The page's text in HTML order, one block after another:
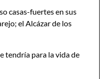
casas-fuertes en sus
el Alcázar de los
tendría para la vida de